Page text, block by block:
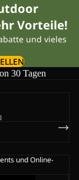
Vorteile!
und vieles
30 Tagen
und Online-